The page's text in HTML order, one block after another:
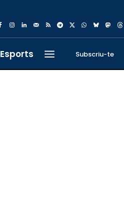
Esports Subscriu-te